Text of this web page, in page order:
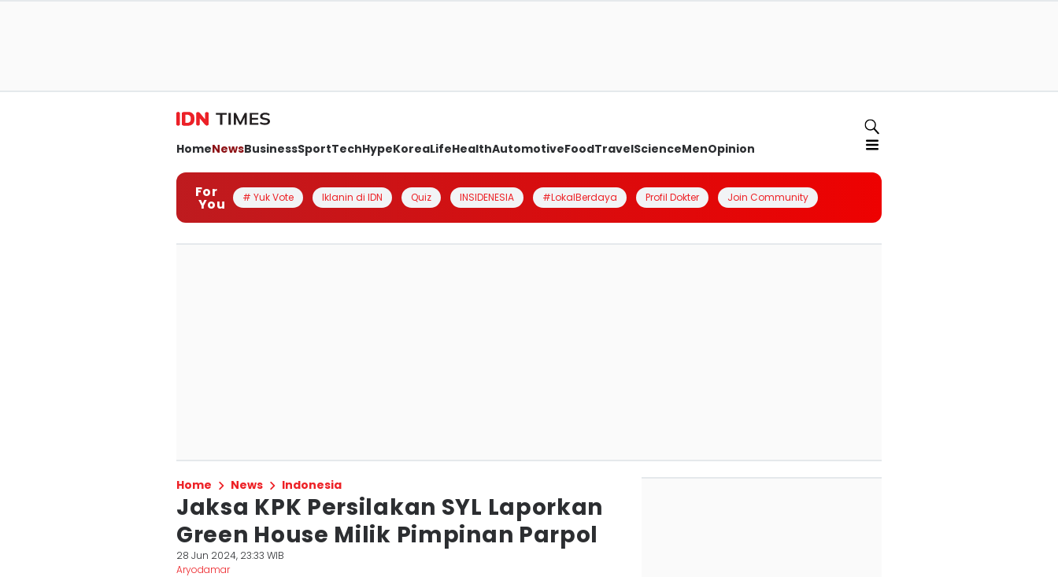
HomeNewsBusinessSportTechHypeKoreaLifeHealthAutomotiveFoodTravelScienceMenOpinion
For
You # Yuk Vote Iklanin di IDN Quiz INSIDENESIA #LokalBerdaya Profil Dokter Join Community
Home News Indonesia
Jaksa KPK Persilakan SYL Laporkan
Green House Milik Pimpinan Parpol
28 Jun 2024, 23:33 WIB
Aryodamar